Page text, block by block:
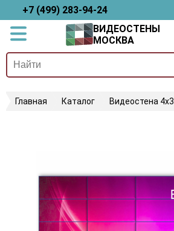
+7 (499) 283-94-24
ВИДЕОСТЕНЫ
МОСКВА
Главная Каталог Видеостена 4х3